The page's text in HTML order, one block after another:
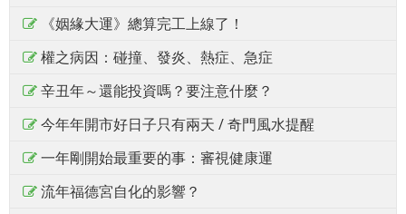
《姻緣大運》總算完工上線了！
權之病因：碰撞、發炎、熱症、急症
辛丑年～還能投資嗎？要注意什麼？
今年年開市好日子只有兩天 / 奇門風水提醒
一年剛開始最重要的事：審視健康運
流年福德宮自化的影響？